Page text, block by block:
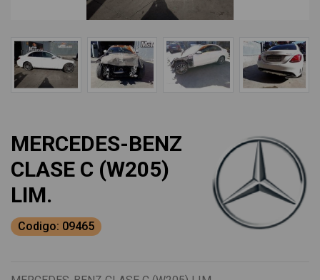
MERCEDES-BENZ
CLASE C (W205)
LIM.
Codigo: 09465